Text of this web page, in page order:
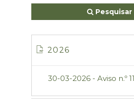
Pesquisar
2026
30-03-2026 - Aviso n.º